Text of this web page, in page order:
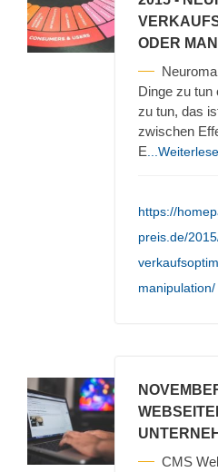
ODER
Dinge zu tun
zu tun, das
zwischen
E
https://
preis.de/
manipulation/
CMS